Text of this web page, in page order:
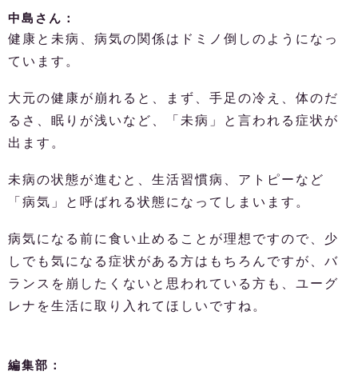
中島さん：
健康と未病、病気の関係はドミノ倒しのようになっ
ています。
大元の健康が崩れると、まず、手足の冷え、体のだ
るさ、眠りが浅いなど、「未病」と言われる症状が
出ます。
未病の状態が進むと、生活習慣病、アトピーなど
「病気」と呼ばれる状態になってしまいます。
病気になる前に食い止めることが理想ですので、少
しでも気になる症状がある方はもちろんですが、バ
ランスを崩したくないと思われている方も、ユーグ
レナを生活に取り入れてほしいですね。
編集部：